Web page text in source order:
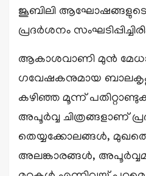
ജൂബിലി
പ്രദർശനം
ആകാശവാണി മുൻ
ഗവേഷകനുമായ
കഴിഞ്ഞ മൂന്ന്
അപൂർവ്വ ചിത്രങ്ങളാണ്
തെയ്യക്കോലങ്ങൾ,
അലങ്കാരങ്ങൾ,